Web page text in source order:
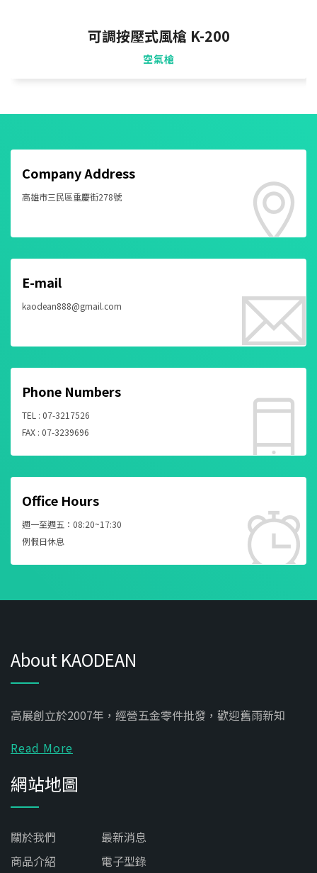
可調按壓式風槍 K-200
空氣槍
Company Address
高雄市三民區重慶街278號
E-mail
kaodean888@gmail.com
Phone Numbers
TEL : 07-3217526
FAX : 07-3239696
Office Hours
週一至週五：08:20~17:30
例假日休息
About KAODEAN
高展創立於2007年，經營五金零件批發，歡迎舊雨新知
Read More
網站地圖
關於我們
最新消息
商品介紹
電子型錄